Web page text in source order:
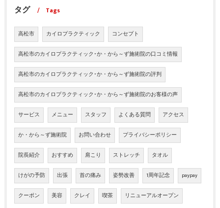
タグ Tags
高松市 カイロプラクティック コンセプト
高松市のカイロプラクティック･か・から～ず施術院の口コミ情報
高松市のカイロプラクティック･か・から～ず施術院の評判
高松市のカイロプラクティック･か・から～ず施術院のお客様の声
サービス メニュー スタッフ よくある質問 アクセス
か・から～ず施術院 お問い合わせ プライバシーポリシー
院長紹介 おすすめ 肩こり ストレッチ タオル
けがの予防 出張 首の痛み 姿勢改善 1周年記念 paypay
クーポン 美容 クレイ 喫茶 リニューアルオープン